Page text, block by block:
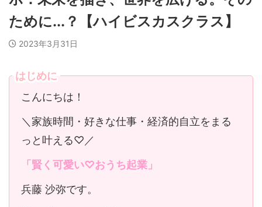
ために...？【ハイビスカスクラス】
2023年3月31日
はじめに
こんにちは！
＼家族時間・好きな仕事・経済的自立をまる
っと叶える♡／
「賢く可愛い♡おうち起業」
兵藤 沙弥です。